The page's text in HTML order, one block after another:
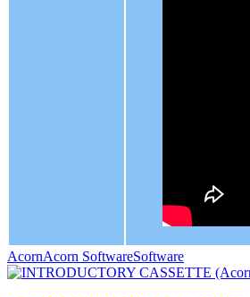
AcornAcorn SoftwareSoftware